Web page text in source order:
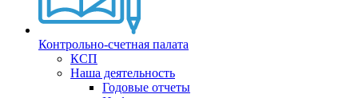
Контрольно-счетная палата
КСП
Наша деятельность
Годовые отчеты